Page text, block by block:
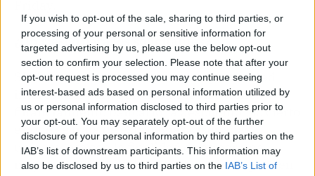
If you wish to opt-out of the sale, sharing to third parties, or
processing of your personal or sensitive information for
targeted advertising by us, please use the below opt-out
section to confirm your selection. Please note that after your
opt-out request is processed you may continue seeing
interest-based ads based on personal information utilized by
us or personal information disclosed to third parties prior to
your opt-out. You may separately opt-out of the further
disclosure of your personal information by third parties on the
IAB’s list of downstream participants. This information may
also be disclosed by us to third parties on the IAB’s List of
¿Un riesgo para los solicitantes?
Si bien se presentan como una oportunidad
interesante para quienes deseen obtener
financiamiento bancario “a descuento”, lo cierto
es que se trata de estrategias diseñadas
únicamente con la finalidad de atraer una
mayor demanda. Si bien los beneficios pueden